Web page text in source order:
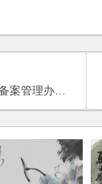
关事项的通知